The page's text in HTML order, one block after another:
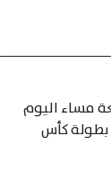
مساء اليوم
بنز بمدينة أتلانتا الأمريكية، ضمن منافسات دور الـ16 من بطولة كأس